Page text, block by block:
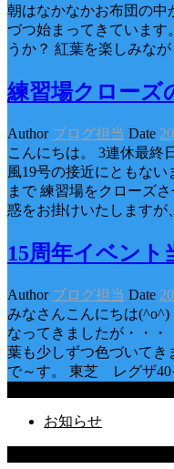
朝はなかなかお布団の中
づつ始まってきています
うか？ 紅葉を楽しみな
練習場クローズ
Author ブログ担当 Date
こんにちは。 3連休最終
風19号の接近にともない
まで 練習場をクローズ
惑をお掛けいたしますが
15周年イベン
Author ブログ担当 Date
みなさんこんにちは(^o^)
なってきましたが・・・
葉も少しずつ色づいてき
で～す。 東芝 レグザ40
お知らせ